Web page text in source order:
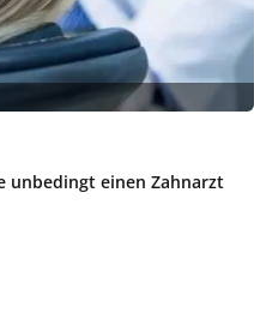
unbedingt einen Zahnarzt